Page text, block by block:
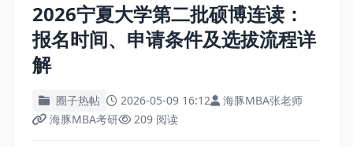
2026宁夏大学第二批硕博连读：
报名时间、申请条件及选拔流程详
解
圈子热帖 2026-05-09 16:12
海豚MBA张老师
海豚MBA考研
209 阅读